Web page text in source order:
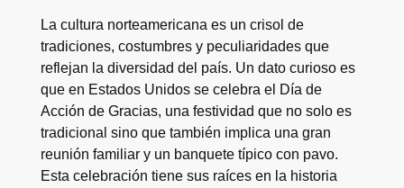
La cultura norteamericana es un crisol de
tradiciones, costumbres y peculiaridades que
reflejan la diversidad del país. Un dato curioso es
que en Estados Unidos se celebra el Día de
Acción de Gracias, una festividad que no solo es
tradicional sino que también implica una gran
reunión familiar y un banquete típico con pavo.
Esta celebración tiene sus raíces en la historia